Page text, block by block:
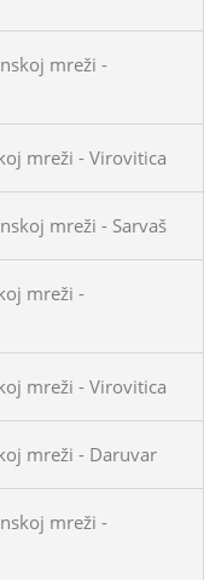
mreži -
mreži - Virovitica
mreži - Sarvaš
mreži -
mreži - Virovitica
mreži - Daruvar
mreži -